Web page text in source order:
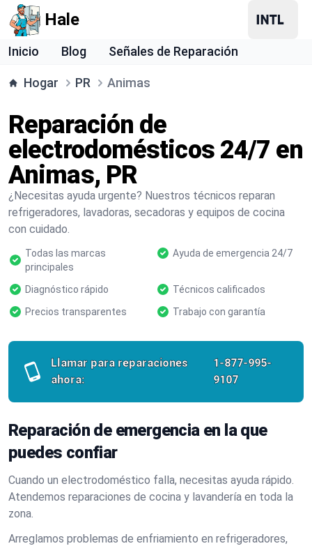
Hale
Inicio Blog Señales de Reparación
Hogar PR Animas
Reparación de
electrodomésticos 24/7 en
Animas, PR
¿Necesitas ayuda urgente? Nuestros técnicos reparan
refrigeradores, lavadoras, secadoras y equipos de cocina
con cuidado.
Todas las marcas
principales
Ayuda de emergencia 24/7
Diagnóstico rápido
Técnicos calificados
Precios transparentes
Trabajo con garantía
Llamar para reparaciones
ahora:
1-877-995-
9107
Reparación de emergencia en la que
puedes confiar
Cuando un electrodoméstico falla, necesitas ayuda rápido.
Atendemos reparaciones de cocina y lavandería en toda la
zona.
Arreglamos problemas de enfriamiento en refrigeradores,